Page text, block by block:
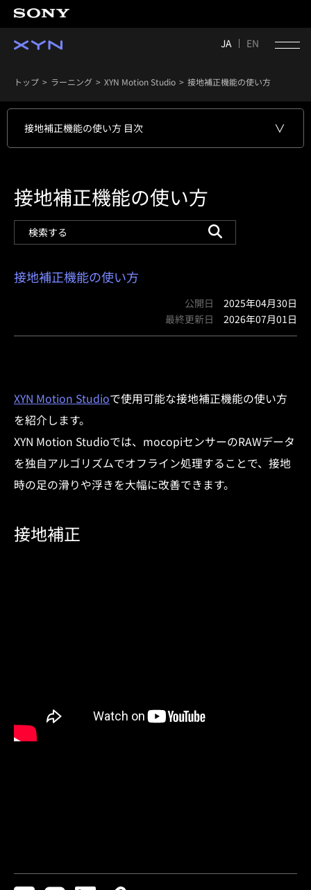
JA EN
トップ ラーニング XYN Motion Studio 接地補正機能の使い方
接地補正機能の使い方 目次
接地補正機能の使い方
接地補正機能の使い方
公開日 2025年04月30日
最終更新日 2026年07月01日
XYN Motion Studioで使用可能な接地補正機能の使い方
を紹介します。
XYN Motion Studioでは、mocopiセンサーのRAWデータ
を独自アルゴリズムでオフライン処理することで、接地
時の足の滑りや浮きを大幅に改善できます。
接地補正